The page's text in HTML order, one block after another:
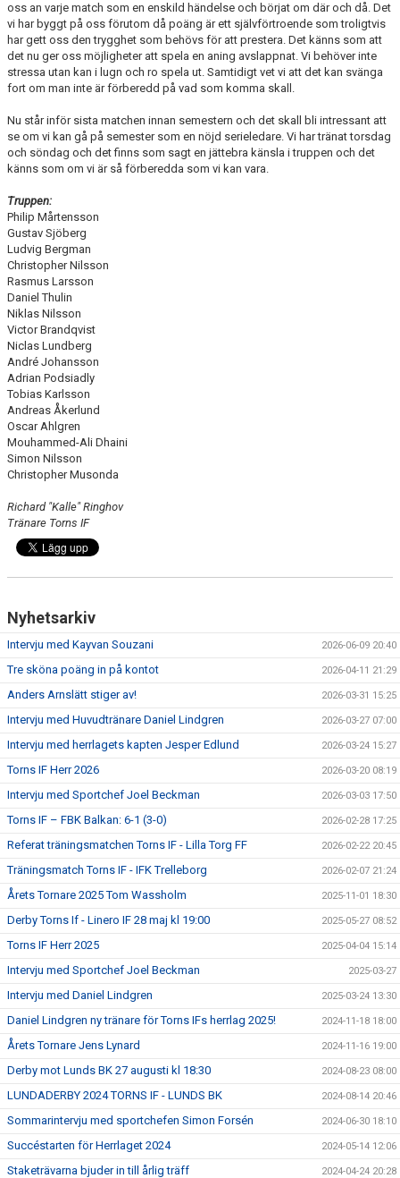
oss an varje match som en enskild händelse och börjat om där och då. Det
vi har byggt på oss förutom då poäng är ett självförtroende som troligtvis
har gett oss den trygghet som behövs för att prestera. Det känns som att
det nu ger oss möjligheter att spela en aning avslappnat. Vi behöver inte
stressa utan kan i lugn och ro spela ut. Samtidigt vet vi att det kan svänga
fort om man inte är förberedd på vad som komma skall.
Nu står inför sista matchen innan semestern och det skall bli intressant att
se om vi kan gå på semester som en nöjd serieledare. Vi har tränat torsdag
och söndag och det finns som sagt en jättebra känsla i truppen och det
känns som om vi är så förberedda som vi kan vara.
Truppen:
Philip Mårtensson
Gustav Sjöberg
Ludvig Bergman
Christopher Nilsson
Rasmus Larsson
Daniel Thulin
Niklas Nilsson
Victor Brandqvist
Niclas Lundberg
André Johansson
Adrian Podsiadly
Tobias Karlsson
Andreas Åkerlund
Oscar Ahlgren
Mouhammed-Ali Dhaini
Simon Nilsson
Christopher Musonda
Richard "Kalle" Ringhov
Tränare Torns IF
Nyhetsarkiv
Intervju med Kayvan Souzani 2026-06-09 20:40
Tre sköna poäng in på kontot 2026-04-11 21:29
Anders Arnslätt stiger av! 2026-03-31 15:25
Intervju med Huvudtränare Daniel Lindgren 2026-03-27 07:00
Intervju med herrlagets kapten Jesper Edlund 2026-03-24 15:27
Torns IF Herr 2026 2026-03-20 08:19
Intervju med Sportchef Joel Beckman 2026-03-03 17:50
Torns IF – FBK Balkan: 6-1 (3-0) 2026-02-28 17:25
Referat träningsmatchen Torns IF - Lilla Torg FF 2026-02-22 20:45
Träningsmatch Torns IF - IFK Trelleborg 2026-02-07 21:24
Årets Tornare 2025 Tom Wassholm 2025-11-01 18:30
Derby Torns If - Linero IF 28 maj kl 19:00 2025-05-27 08:52
Torns IF Herr 2025 2025-04-04 15:14
Intervju med Sportchef Joel Beckman 2025-03-27
Intervju med Daniel Lindgren 2025-03-24 13:30
Daniel Lindgren ny tränare för Torns IFs herrlag 2025! 2024-11-18 18:00
Årets Tornare Jens Lynard 2024-11-16 19:00
Derby mot Lunds BK 27 augusti kl 18:30 2024-08-23 08:00
LUNDADERBY 2024 TORNS IF - LUNDS BK 2024-08-14 20:46
Sommarintervju med sportchefen Simon Forsén 2024-06-30 18:10
Succéstarten för Herrlaget 2024 2024-05-14 12:06
Staketrävarna bjuder in till årlig träff 2024-04-24 20:28